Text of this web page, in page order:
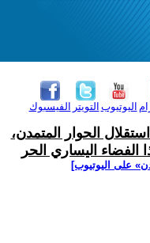
الفيسبوك التويتر اليوتيوب
الحوار المتمدن،
اليساري الحر
على اليوتيوب]